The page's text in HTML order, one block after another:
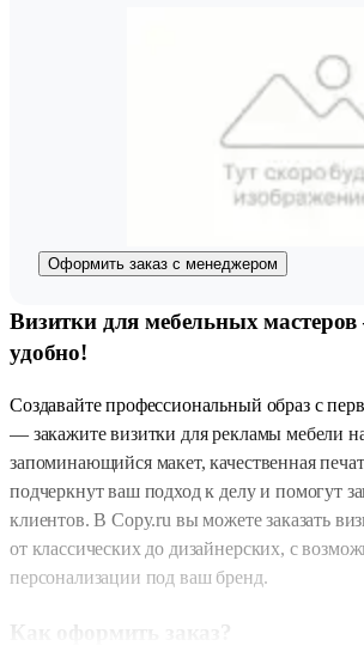
Оформить заказ с менеджером
Визитки для мебельных
удобно!
Создавайте профессиональный образ с
— закажите визитки для рекламы мебели
запоминающийся макет, качественная
подчеркнут ваш подход к делу и помогут
клиентов. В Copy.ru вы можете заказать
от классических до дизайнерских, с
персонализации под ваш бренд.
Как оформить заказ?